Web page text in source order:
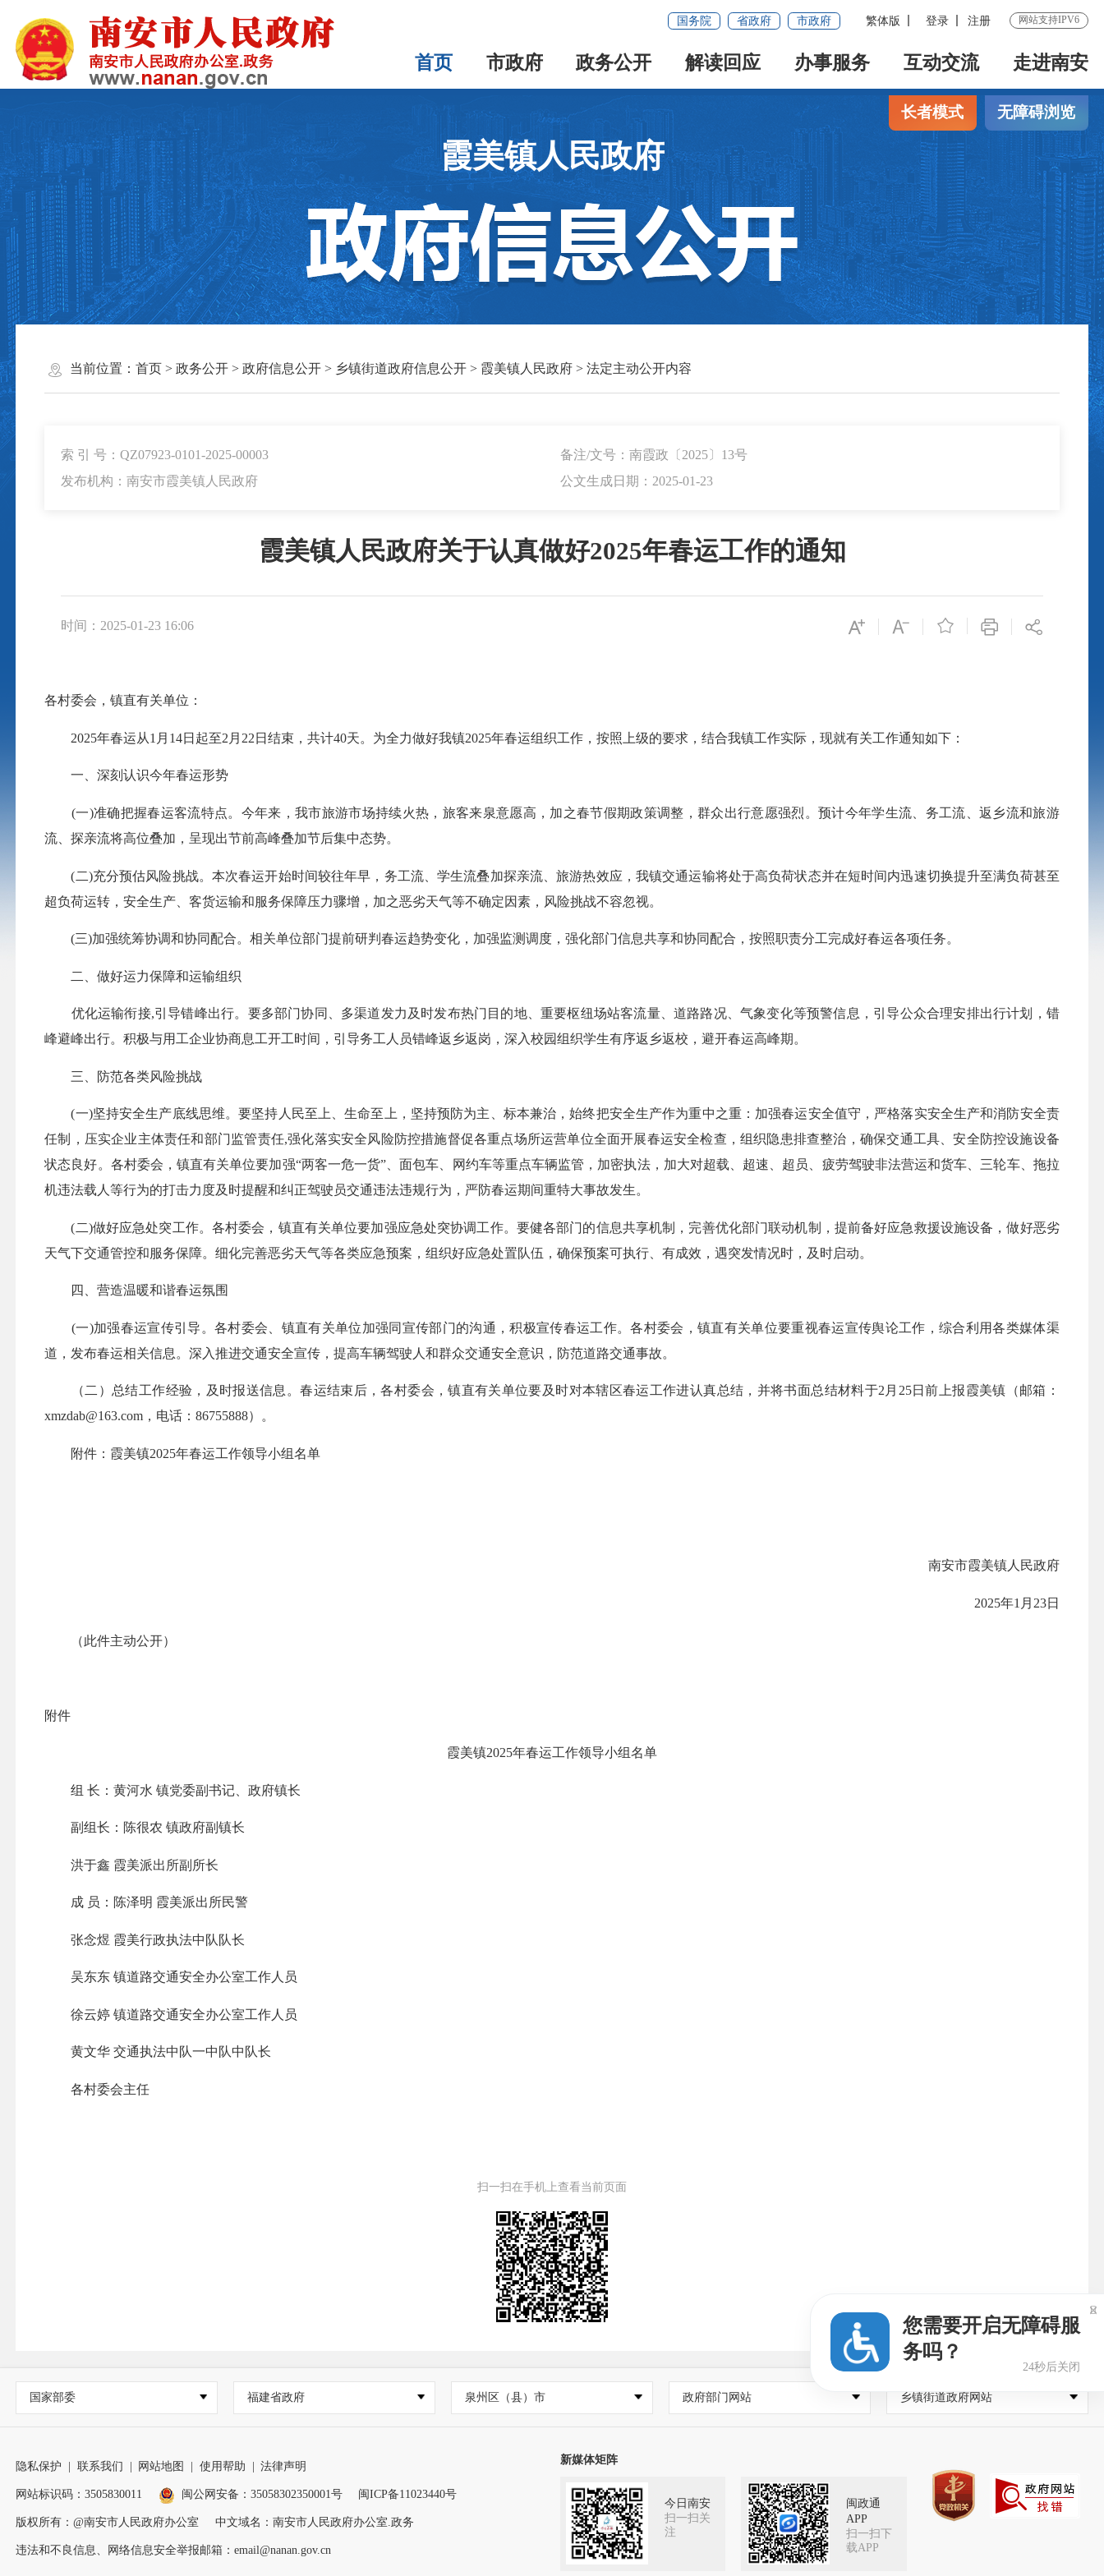
国务院 省政府 市政府 繁体版 登录 注册 网站支持IPV6
首页 市政府 政务公开 解读回应 办事服务 互动交流 走进南安
长者模式 无障碍浏览
霞美镇人民政府
当前位置： 首页> 政务公开> 政府信息公开> 乡镇街道政府信息公开> 霞美镇人民政府> 法定主动公开内容
索 引 号：QZ07923-0101-2025-00003
备注/文号：南霞政〔2025〕13号
发布机构：南安市霞美镇人民政府
公文生成日期：2025-01-23
霞美镇人民政府关于认真做好2025年春运工作的通知
时间：2025-01-23 16:06 
各村委会，镇直有关单位：
2025年春运从1月14日起至2月22日结束，共计40天。为全力做好我镇2025年春运组织工作，按照上级的要求，结合我镇工作实际，现就有关工作通知如下：
一、深刻认识今年春运形势
(一)准确把握春运客流特点。今年来，我市旅游市场持续火热，旅客来泉意愿高，加之春节假期政策调整，群众出行意愿强烈。预计今年学生流、务工流、返乡流和旅游
流、探亲流将高位叠加，呈现出节前高峰叠加节后集中态势。
(二)充分预估风险挑战。本次春运开始时间较往年早，务工流、学生流叠加探亲流、旅游热效应，我镇交通运输将处于高负荷状态并在短时间内迅速切换提升至满负荷甚至
超负荷运转，安全生产、客货运输和服务保障压力骤增，加之恶劣天气等不确定因素，风险挑战不容忽视。
(三)加强统筹协调和协同配合。相关单位部门提前研判春运趋势变化，加强监测调度，强化部门信息共享和协同配合，按照职责分工完成好春运各项任务。
二、做好运力保障和运输组织
优化运输衔接,引导错峰出行。要多部门协同、多渠道发力及时发布热门目的地、重要枢纽场站客流量、道路路况、气象变化等预警信息，引导公众合理安排出行计划，错
峰避峰出行。积极与用工企业协商息工开工时间，引导务工人员错峰返乡返岗，深入校园组织学生有序返乡返校，避开春运高峰期。
三、防范各类风险挑战
(一)坚持安全生产底线思维。要坚持人民至上、生命至上，坚持预防为主、标本兼治，始终把安全生产作为重中之重：加强春运安全值守，严格落实安全生产和消防安全责
任制，压实企业主体责任和部门监管责任,强化落实安全风险防控措施督促各重点场所运营单位全面开展春运安全检查，组织隐患排查整治，确保交通工具、安全防控设施设备
状态良好。各村委会，镇直有关单位要加强“两客一危一货”、面包车、网约车等重点车辆监管，加密执法，加大对超载、超速、超员、疲劳驾驶非法营运和货车、三轮车、拖拉
机违法载人等行为的打击力度及时提醒和纠正驾驶员交通违法违规行为，严防春运期间重特大事故发生。
(二)做好应急处突工作。各村委会，镇直有关单位要加强应急处突协调工作。要健各部门的信息共享机制，完善优化部门联动机制，提前备好应急救援设施设备，做好恶劣
天气下交通管控和服务保障。细化完善恶劣天气等各类应急预案，组织好应急处置队伍，确保预案可执行、有成效，遇突发情况时，及时启动。
四、营造温暖和谐春运氛围
(一)加强春运宣传引导。各村委会、镇直有关单位加强同宣传部门的沟通，积极宣传春运工作。各村委会，镇直有关单位要重视春运宣传舆论工作，综合利用各类媒体渠
道，发布春运相关信息。深入推进交通安全宣传，提高车辆驾驶人和群众交通安全意识，防范道路交通事故。
（二）总结工作经验，及时报送信息。春运结束后，各村委会，镇直有关单位要及时对本辖区春运工作进认真总结，并将书面总结材料于2月25日前上报霞美镇（邮箱：
xmzdab@163.com，电话：86755888）。
附件：霞美镇2025年春运工作领导小组名单
南安市霞美镇人民政府
2025年1月23日
（此件主动公开）
附件
霞美镇2025年春运工作领导小组名单
组 长：黄河水 镇党委副书记、政府镇长
副组长：陈很农 镇政府副镇长
洪于鑫 霞美派出所副所长
成 员：陈泽明 霞美派出所民警
张念煜 霞美行政执法中队队长
吴东东 镇道路交通安全办公室工作人员
徐云婷 镇道路交通安全办公室工作人员
黄文华 交通执法中队一中队中队长
各村委会主任
扫一扫在手机上查看当前页面
国家部委 福建省政府 泉州区（县）市 政府部门网站 乡镇街道政府网站
隐私保护 联系我们 网站地图 使用帮助 法律声明
网站标识码：3505830011 闽公网安备：35058302350001号 闽ICP备11023440号
版权所有：@南安市人民政府办公室 中文域名：南安市人民政府办公室.政务
违法和不良信息、网络信息安全举报邮箱：email@nanan.gov.cn
新媒体矩阵
今日南安
扫一扫关
注
闽政通
APP
扫一扫下
载APP
您需要开启无障碍服
务吗？
23秒后关闭
